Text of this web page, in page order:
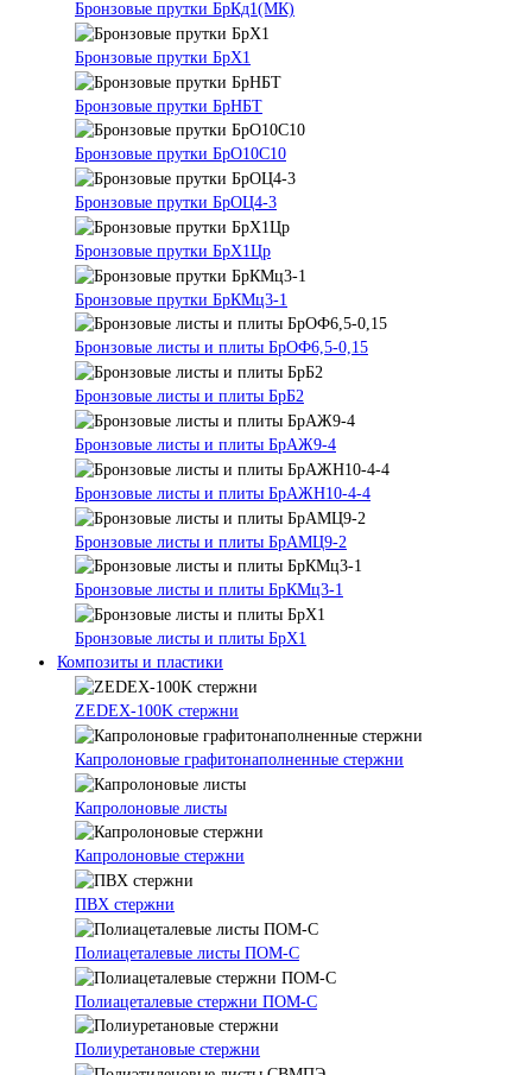
Бронзовые прутки БрКд1(МК)
Бронзовые прутки БрХ1
Бронзовые прутки БрНБТ
Бронзовые прутки БрО10С10
Бронзовые прутки БрОЦ4-3
Бронзовые прутки БрХ1Цр
Бронзовые прутки БрКМц3-1
Бронзовые листы и плиты БрОФ6,5-0,15
Бронзовые листы и плиты БрБ2
Бронзовые листы и плиты БрАЖ9-4
Бронзовые листы и плиты БрАЖН10-4-4
Бронзовые листы и плиты БрАМЦ9-2
Бронзовые листы и плиты БрКМц3-1
Бронзовые листы и плиты БрХ1
Композиты и пластики
ZEDEX-100K стержни
Капролоновые графитонаполненные стержни
Капролоновые листы
Капролоновые стержни
ПВХ стержни
Полиацеталевые листы ПОМ-С
Полиацеталевые стержни ПОМ-С
Полиуретановые стержни